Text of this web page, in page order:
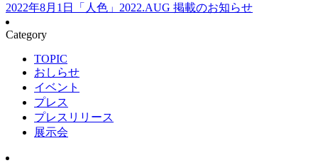
2022年8月1日 「人色」2022.AUG 掲載のお知らせ
Category
TOPIC
おしらせ
イベント
プレス
プレスリリース
展示会